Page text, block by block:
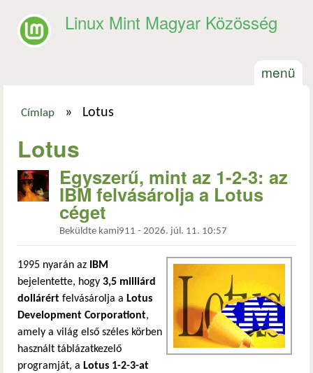
Linux Mint Magyar Közösség
menü
Címlap » Lotus
Lotus
Egyszerű, mint az 1-2-3: az
IBM felvásárolja a Lotus
céget
Beküldte kami911 - 2026. júl. 11. 10:57
1995 nyarán az IBM
bejelentette, hogy 3,5 milliárd
dollárért felvásárolja a Lotus
Development Corporationt,
amely a világ első széles körben
használt táblázatkezelő
programját, a Lotus 1-2-3-at